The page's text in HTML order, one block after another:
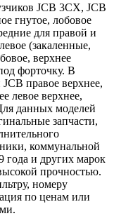
JCB 3CX, JCB
гнутое, лобовое
для правой и
(закаленные,
верхнее
форточку. В
правое верхнее,
левое верхнее,
данных моделей
запчасти,
коммунальной
года и других марок
прочностью.
номеру
по ценам или